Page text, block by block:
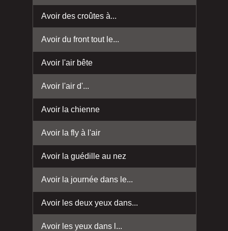
Avoir des croûtes à...
Avoir du front tout le...
Avoir l'air bête
Avoir l'air d'...
Avoir la chienne
Avoir la fly à l'air
Avoir la guédille au nez
Avoir la journée dans le...
Avoir les deux yeux dans...
Avoir les yeux dans l...